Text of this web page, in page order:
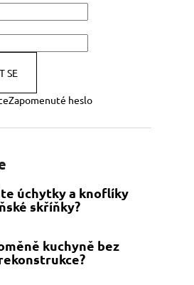
SE
Zapomenuté heslo
úchytky a knoflíky
skříňky?
kuchyně bez